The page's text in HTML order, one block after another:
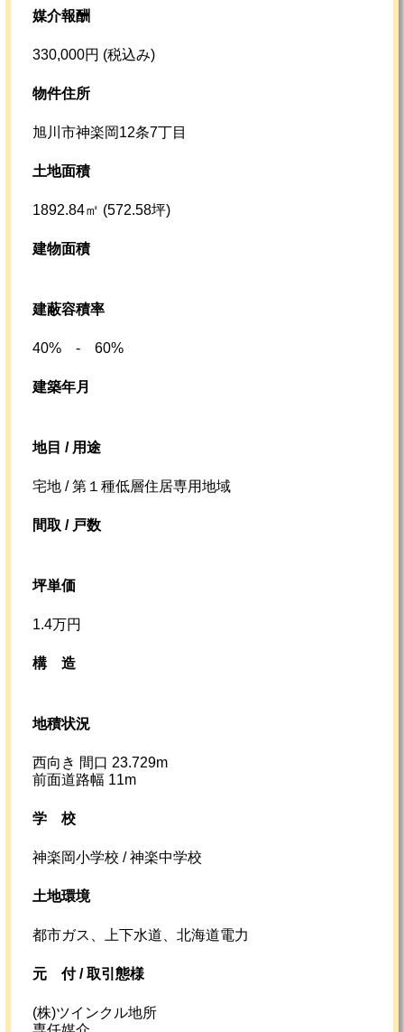
媒介報酬
330,000円 (税込み)
物件住所
旭川市神楽岡12条7丁目
土地面積
1892.84㎡ (572.58坪)
建物面積
建蔽容積率
40% - 60%
建築年月
地目 / 用途
宅地 / 第１種低層住居専用地域
間取 / 戸数
坪単価
1.4万円
構造
地積状況
西向き 間口 23.729m
前面道路幅 11m
学校
神楽岡小学校 / 神楽中学校
土地環境
都市ガス、上下水道、北海道電力
元 付 /取引態様
(株)ツインクル地所